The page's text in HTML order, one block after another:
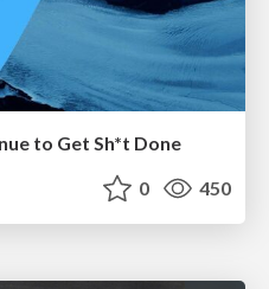
to Get Sh*t Done
0 450